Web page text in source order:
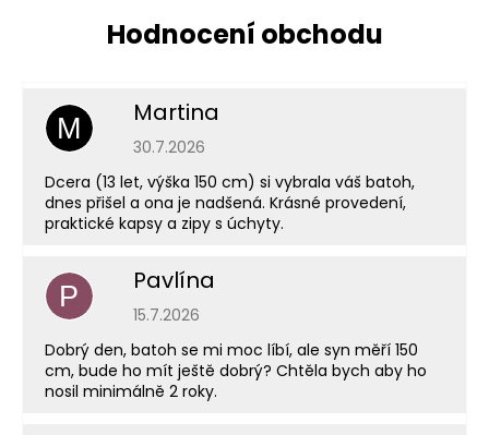
M Martina
Hodnocení obchodu je 5 z 5 hvězdiček.
30.7.2026
Dcera (13 let, výška 150 cm) si vybrala váš batoh,
dnes přišel a ona je nadšená. Krásné provedení,
praktické kapsy a zipy s úchyty.
P Pavlína
Hodnocení obchodu je 5 z 5 hvězdiček.
15.7.2026
Dobrý den, batoh se mi moc líbí, ale syn měří 150
cm, bude ho mít ještě dobrý? Chtěla bych aby ho
nosil minimálně 2 roky.